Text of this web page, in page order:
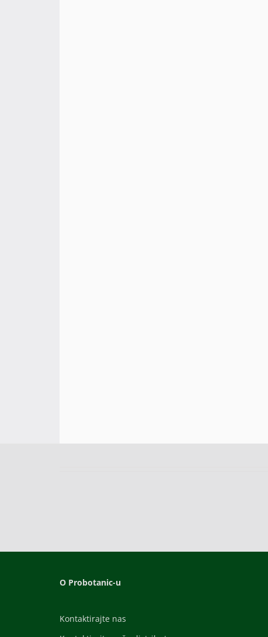
O Probotanic-u
Kontaktirajte nas